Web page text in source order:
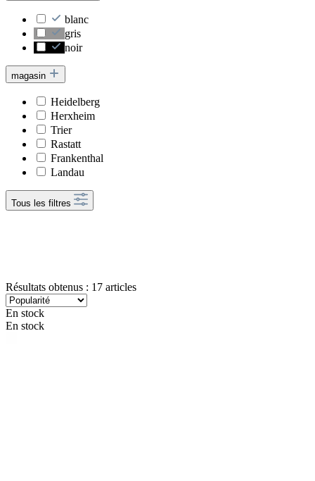
blanc
gris
noir
magasin
Heidelberg
Herxheim
Trier
Rastatt
Frankenthal
Landau
Tous les filtres
Résultats obtenus : 17 articles
En stock
En stock